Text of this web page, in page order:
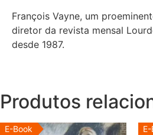
François Vayne, um
diretor da revista mensal
desde 1987.
Produtos
E-Book